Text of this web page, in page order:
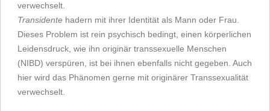
verwechselt.
Transidente hadern mit ihrer Identität als Mann oder Frau.
Dieses Problem ist rein psychisch bedingt, einen körperlichen
Leidensdruck, wie ihn originär transsexuelle Menschen
(NIBD) verspüren, ist bei ihnen ebenfalls nicht gegeben. Auch
hier wird das Phänomen gerne mit originärer Transsexualität
verwechselt.